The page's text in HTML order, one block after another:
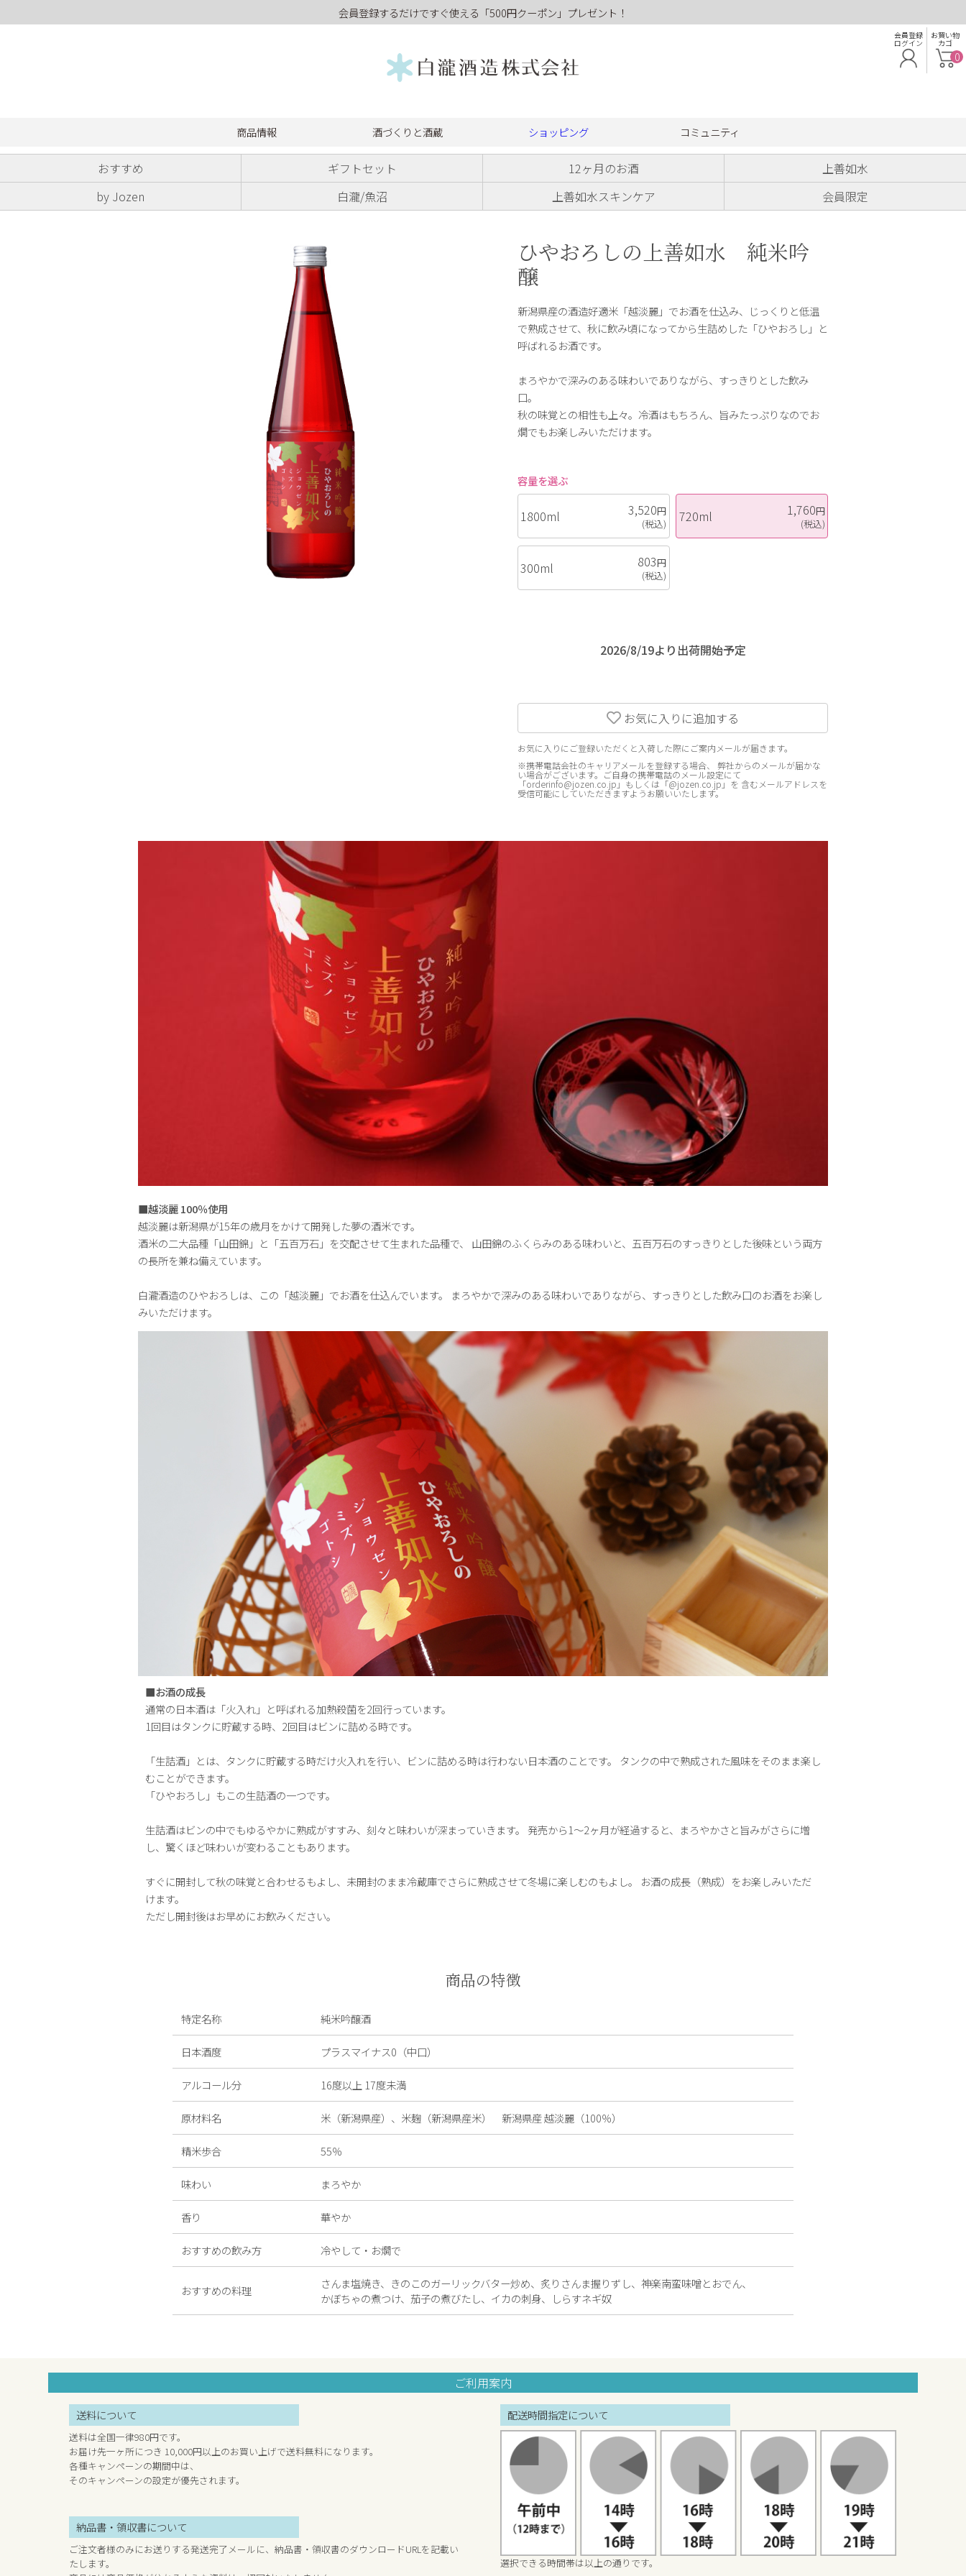
会員登録するだけですぐ使える「500円クーポン」プレゼント！
商品情報 酒づくりと酒蔵 ショッピング コミュニティ
会員登録
ログイン
お買い物
カゴ
0
おすすめ ギフトセット 12ヶ月のお酒
上善如水
by Jozen
白瀧/魚沼 上善如水スキンケア 会員限定
ひやおろしの上善如水 純米吟
醸
新潟県産の酒造好適米「越淡麗」でお酒を仕込み、じっくりと低温
で熟成させて、秋に飲み頃になってから生詰めした「ひやおろし」と
呼ばれるお酒です。
まろやかで深みのある味わいでありながら、すっきりとした飲み
口。
秋の味覚との相性も上々。冷酒はもちろん、旨みたっぷりなのでお
燗でもお楽しみいただけます。
容量を選ぶ
1800ml 3,520円
(税込)
720ml 1,760円
(税込)
300ml 803円
(税込)
2026/8/19より出荷開始予定
お気に入りに追加する
お気に入りにご登録いただくと入荷した際にご案内メールが届きます。
※携帯電話会社のキャリアメールを登録する場合、 弊社からのメールが届かな
い場合がございます。ご自身の携帯電話のメール設定にて
「orderinfo@jozen.co.jp」もしくは「@jozen.co.jp」を 含むメールアドレスを
受信可能にしていただきますようお願いいたします。
■越淡麗 100％使用
越淡麗は新潟県が15年の歳月をかけて開発した夢の酒米です。
酒米の二大品種「山田錦」と「五百万石」を交配させて生まれた品種で、 山田錦のふくらみのある味わいと、五百万石のすっきりとした後味という両方
の長所を兼ね備えています。
白瀧酒造のひやおろしは、この「越淡麗」でお酒を仕込んでいます。 まろやかで深みのある味わいでありながら、すっきりとした飲み口のお酒をお楽し
みいただけます。
■お酒の成長
通常の日本酒は「火入れ」と呼ばれる加熱殺菌を2回行っています。
1回目はタンクに貯蔵する時、2回目はビンに詰める時です。
「生詰酒」とは、タンクに貯蔵する時だけ火入れを行い、ビンに詰める時は行わない日本酒のことです。 タンクの中で熟成された風味をそのまま楽し
むことができます。
「ひやおろし」もこの生詰酒の一つです。
生詰酒はビンの中でもゆるやかに熟成がすすみ、刻々と味わいが深まっていきます。 発売から1～2ヶ月が経過すると、まろやかさと旨みがさらに増
し、驚くほど味わいが変わることもあります。
すぐに開封して秋の味覚と合わせるもよし、未開封のまま冷蔵庫でさらに熟成させて冬場に楽しむのもよし。 お酒の成長（熟成）をお楽しみいただ
けます。
ただし開封後はお早めにお飲みください。
商品の特徴
特定名称 純米吟醸酒
日本酒度 プラスマイナス0（中口）
アルコール分 16度以上 17度未満
原材料名 米（新潟県産）、米麹（新潟県産米） 新潟県産 越淡麗（100％）
精米歩合 55％
味わい まろやか
香り 華やか
おすすめの飲み方 冷やして・お燗で
おすすめの料理
さんま塩焼き、きのこのガーリックバター炒め、炙りさんま握りずし、神楽南蛮味噌とおでん、
かぼちゃの煮つけ、茄子の煮びたし、イカの刺身、しらすネギ奴
ご利用案内
送料について
送料は全国一律980円です。
お届け先一ヶ所につき 10,000円以上のお買い上げで送料無料になります。
各種キャンペーンの期間中は、
そのキャンペーンの設定が優先されます。
納品書・領収書について
ご注文者様のみにお送りする発送完了メールに、納品書・領収書のダウンロードURLを記載い
たします。
配送時間指定について
選択できる時間帯は以上の通りです。